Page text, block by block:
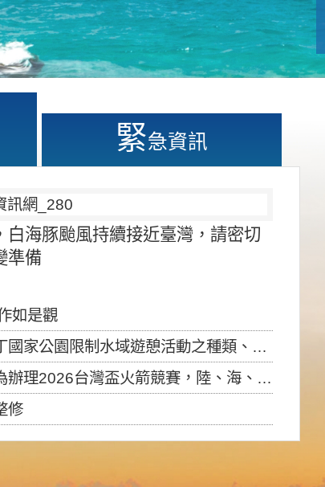
緊急資訊
海豚颱風持續接近臺灣，請密切
準備
如是觀
制水域遊憩活動之種類、範圍、時間及行為」，自即日生效。
盃火箭競賽，陸、海、空域警戒及協調相關事宜，因颱風備案事宜
修